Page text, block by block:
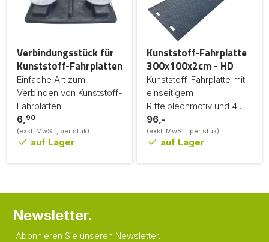
Verbindungsstück für
Kunststoff-Fahrplatten
Einfache Art zum
Verbinden von Kunststoff-
Fahrplatten
6,90
(exkl. MwSt., per stuk)
auf Lager
Kunststoff-Fahrplatte
300x100x2cm - HD
Kunststoff-Fahrplatte mit
einseitigem
Riffelblechmotiv und 4
Griffen
96,-
(exkl. MwSt., per stuk)
auf Lager
Newsletter.
Abonnieren Sie unseren Newsletter.